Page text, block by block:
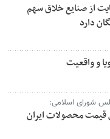
از صنایع خلاق سهم
دارد
و واقعیت
شورای اسلامی:
قیمت محصولات ایران